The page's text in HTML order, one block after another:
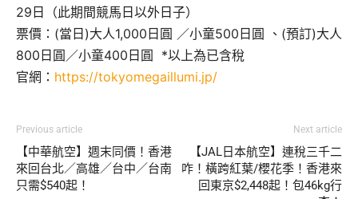
29日（此期間競馬日以外日子）
票價：(當日)大人1,000日圓 ／小童500日圓 、(預訂)大人
800日圓／小童400日圓 *以上為已含稅
官網： https://tokyomegaillumi.jp/
Previous article
【中華航空】週末同價！香港
來回台北／高雄／台中／台南
只需$540起！
Next article
【JAL日本航空】連稅三千二
咋！橫跨紅葉/櫻花季！香港來
回東京$2,448起！包46kg行